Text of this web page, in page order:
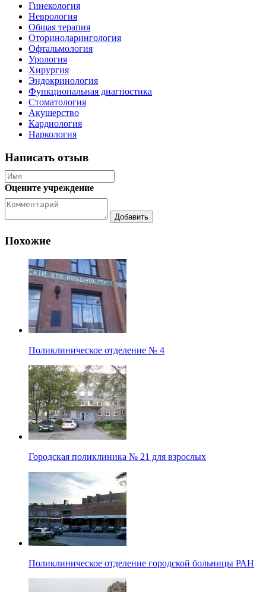
Гинекология
Неврология
Общая терапия
Оториноларингология
Офтальмология
Урология
Хирургия
Эндокринология
Функциональная диагностика
Стоматология
Акушерство
Кардиология
Наркология
Написать отзыв
Оцените учреждение
Похожие
Поликлиническое отделение № 4
Городская поликлиника № 21 для взрослых
Поликлиническое отделение городской больницы РАН